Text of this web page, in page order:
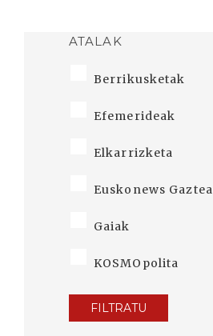
ATALAK
Berrikusketak
Efemerideak
Elkarrizketa
Euskonews Gaztea
Gaiak
KOSMOpolita
FILTRATU